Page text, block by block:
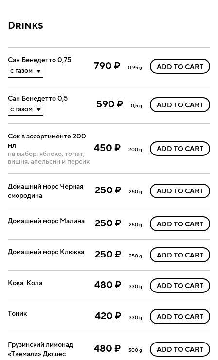
Drinks
Сан Бенедетто 0,75
790 ₽ 0,95 g ADD TO CART
Сан Бенедетто 0,5
590 ₽ 0,5 g ADD TO CART
Сок в ассортименте 200
мл
на выбор: яблоко, томат,
вишня, апельсин и персик
450 ₽ 200 g ADD TO CART
Домашний морс Черная
смородина
250 ₽ 250 g ADD TO CART
Домашний морс Малина 250 ₽ 250 g ADD TO CART
Домашний морс Клюква 250 ₽ 250 g ADD TO CART
Кока-Кола 480 ₽ 330 g ADD TO CART
Тоник 420 ₽ 330 g ADD TO CART
Грузинский лимонад
«Ткемали» Дюшес
480 ₽ 500 g ADD TO CART